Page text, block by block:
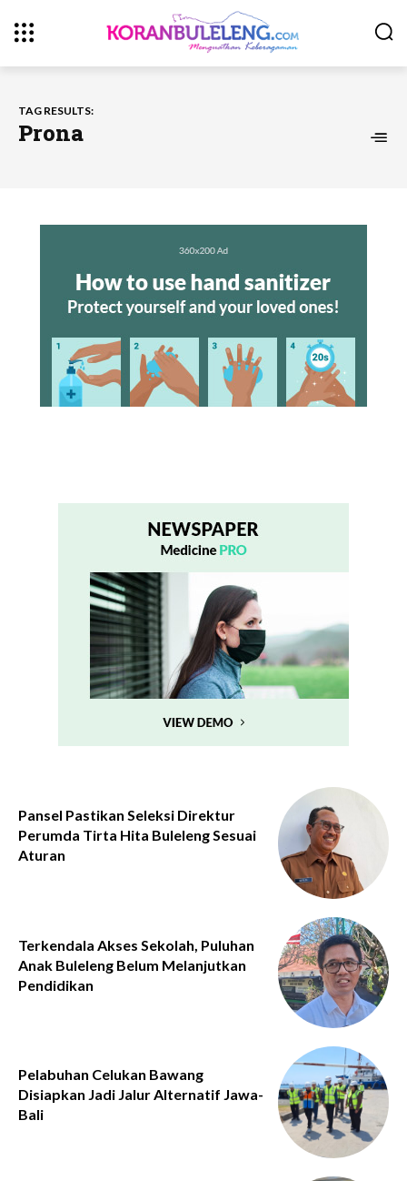
TAG RESULTS:
Prona
Pansel Pastikan Seleksi Direktur
Perumda Tirta Hita Buleleng Sesuai
Aturan
Terkendala Akses Sekolah, Puluhan
Anak Buleleng Belum Melanjutkan
Pendidikan
Pelabuhan Celukan Bawang
Disiapkan Jadi Jalur Alternatif Jawa-
Bali